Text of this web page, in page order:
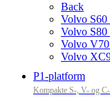
Back
Volvo S60
Volvo S80
Volvo
Volvo
P1-platform
Kompakte S-, V- og